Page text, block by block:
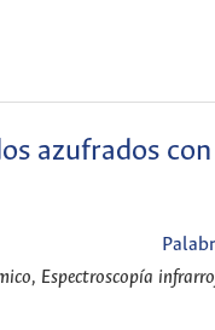
azufrados
Espectroscopía